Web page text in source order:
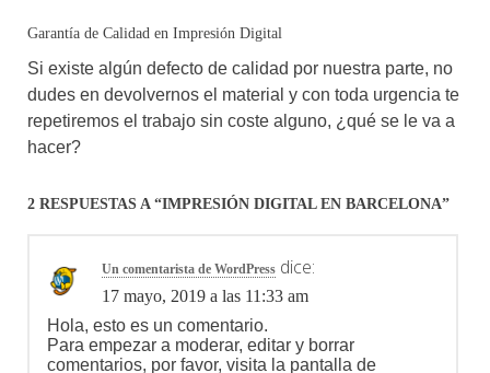
Garantía de Calidad en Impresión Digital
Si existe algún defecto de calidad por nuestra parte, no
dudes en devolvernos el material y con toda urgencia te
repetiremos el trabajo sin coste alguno, ¿qué se le va a
hacer?
2 RESPUESTAS A “IMPRESIÓN DIGITAL EN BARCELONA”
Un comentarista de WordPress dice:
17 mayo, 2019 a las 11:33 am
Hola, esto es un comentario.
Para empezar a moderar, editar y borrar
comentarios, por favor, visita la pantalla de